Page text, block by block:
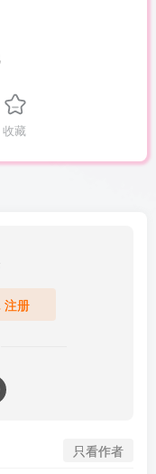
收藏
注册
只看作者